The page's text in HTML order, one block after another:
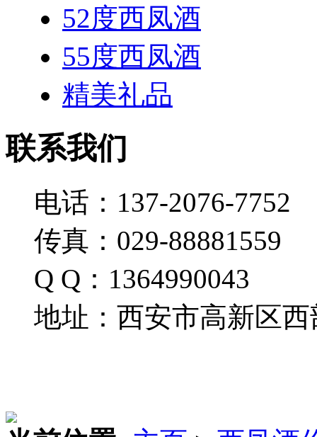
52度西凤酒
55度西凤酒
精美礼品
联系我们
电话：137-2076-7752
传真：029-88881559
Q Q：1364990043
地址：西安市高新区西